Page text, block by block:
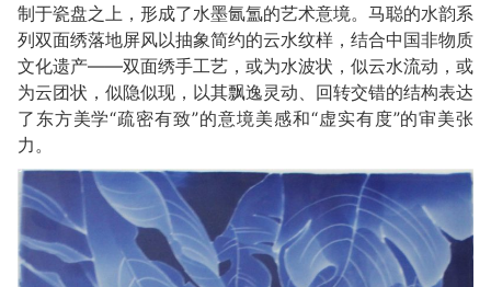
制于瓷盘之上，形成了水墨氤氲的艺术意境。马聪的水韵系
列双面绣落地屏风以抽象简约的云水纹样，结合中国非物质
文化遗产——双面绣手工艺，或为水波状，似云水流动，或
为云团状，似隐似现，以其飘逸灵动、回转交错的结构表达
了东方美学“疏密有致”的意境美感和“虚实有度”的审美张
力。